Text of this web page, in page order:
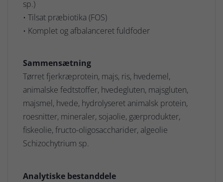
sp.)
• Tilsat præbiotika (FOS)
• Komplet og afbalanceret fuldfoder
Sammensætning
Tørret fjerkræprotein, majs, ris, hvedemel,
animalske fedtstoffer, hvedegluten, majsgluten,
majsmel, hvede, hydrolyseret animalsk protein,
roesnitter, mineraler, sojaolie, gærprodukter,
fiskeolie, fructo-oligosaccharider, algeolie
Schizochytrium sp.
Analytiske bestanddele